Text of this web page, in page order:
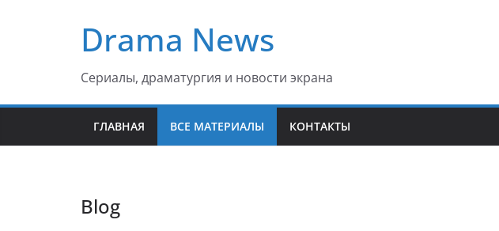
содержимомуDrama News
Сериалы, драматургия и новости экрана
ГЛАВНАЯ ВСЕ МАТЕРИАЛЫ КОНТАКТЫ
Blog